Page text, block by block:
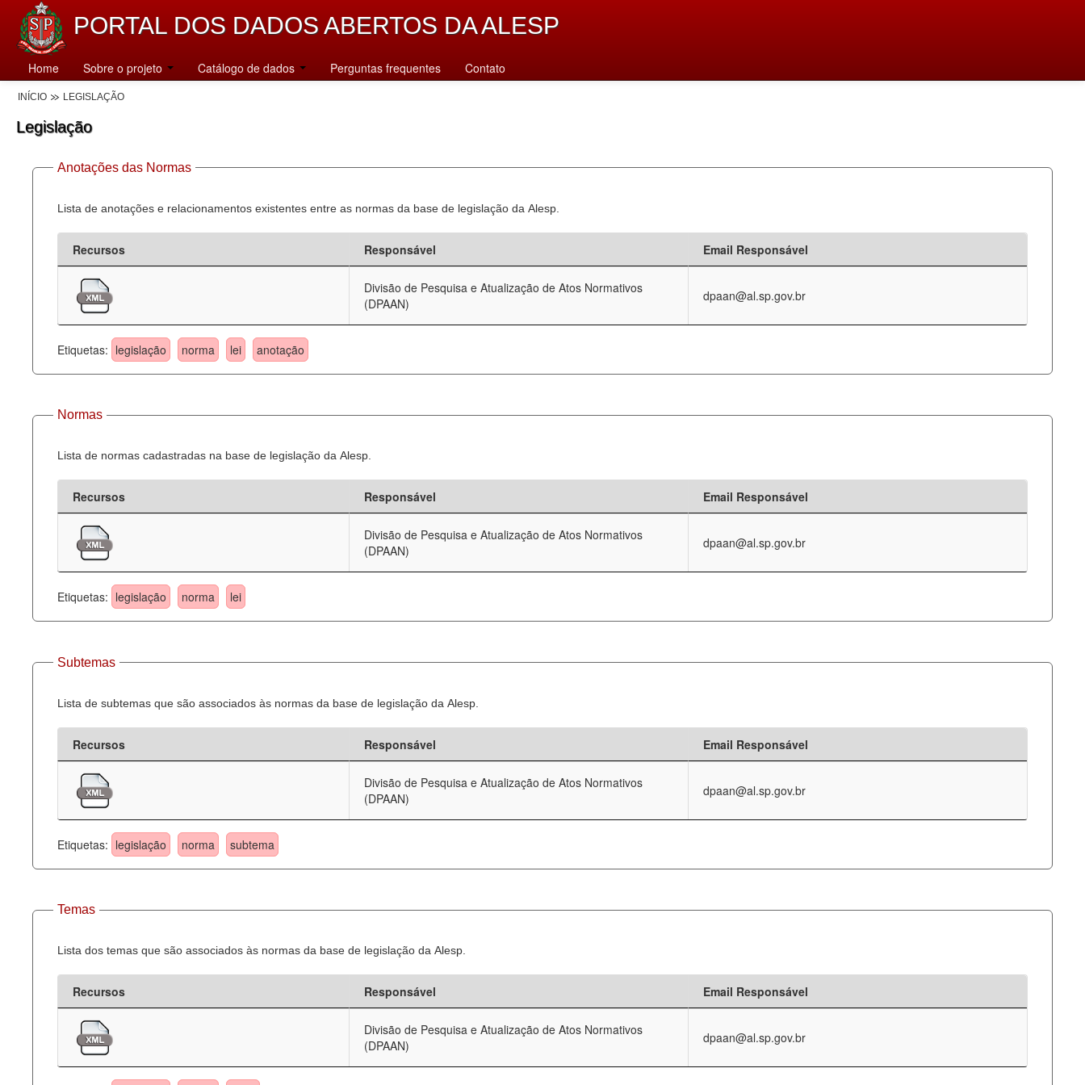
PORTAL DOS DADOS ABERTOS DA ALESP
Home Sobre o projeto Catálogo de dados Perguntas frequentes Contato
INÍCIO LEGISLAÇÃO
Legislação
Anotações das Normas
Lista de anotações e relacionamentos existentes entre as normas da base de legislação da Alesp.
Recursos Responsável Email Responsável
Divisão de Pesquisa e Atualização de Atos Normativos
(DPAAN)
dpaan@al.sp.gov.br
Etiquetas: legislação norma lei anotação
Normas
Lista de normas cadastradas na base de legislação da Alesp.
Recursos Responsável Email Responsável
Divisão de Pesquisa e Atualização de Atos Normativos
(DPAAN)
dpaan@al.sp.gov.br
Etiquetas: legislação norma lei
Subtemas
Lista de subtemas que são associados às normas da base de legislação da Alesp.
Recursos Responsável Email Responsável
Divisão de Pesquisa e Atualização de Atos Normativos
(DPAAN)
dpaan@al.sp.gov.br
Etiquetas: legislação norma subtema
Temas
Lista dos temas que são associados às normas da base de legislação da Alesp.
Recursos Responsável Email Responsável
Divisão de Pesquisa e Atualização de Atos Normativos
(DPAAN)
dpaan@al.sp.gov.br